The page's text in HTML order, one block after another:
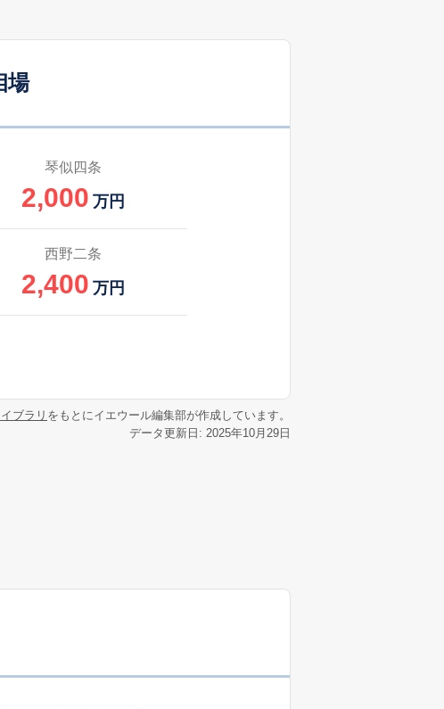
場
琴似四条
2,000 万円
西野二条
2,400 万円
ブラリ をもとにイエウール編集部が作成しています。
データ更新日: 2025年10月29日